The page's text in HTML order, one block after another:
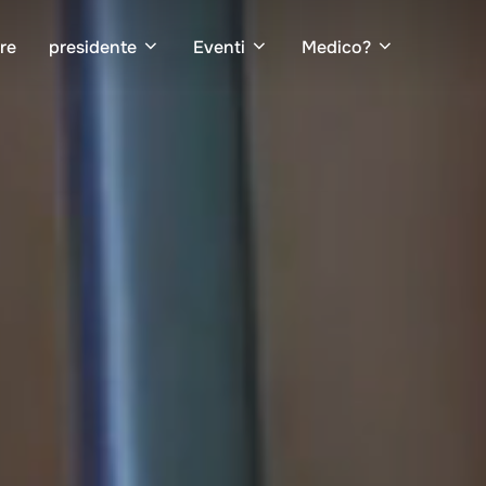
presidente Eventi Medico?